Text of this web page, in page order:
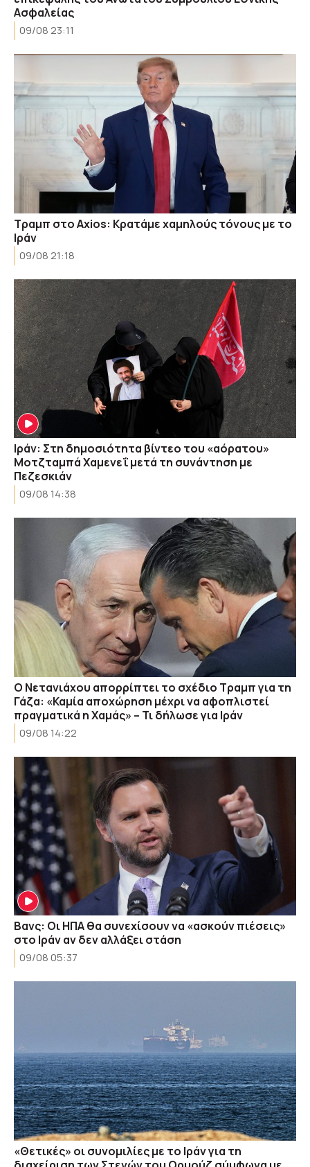
Ασφαλείας
09/08 23:11
Τραμπ στο Axios: Κρατάμε χαμηλούς τόνους με το
Ιράν
09/08 21:18
Ιράν: Στη δημοσιότητα βίντεο του «αόρατου»
Μοτζταμπά Χαμενεΐ μετά τη συνάντηση με
Πεζεσκιάν
09/08 14:38
Ο Νετανιάχου απορρίπτει το σχέδιο Τραμπ για τη
Γάζα: «Καμία αποχώρηση μέχρι να αφοπλιστεί
πραγματικά η Χαμάς» – Τι δήλωσε για Ιράν
09/08 14:22
Βανς: Οι ΗΠΑ θα συνεχίσουν να «ασκούν πιέσεις»
στο Ιράν αν δεν αλλάξει στάση
09/08 05:37
«Θετικές» οι συνομιλίες με το Ιράν για τη